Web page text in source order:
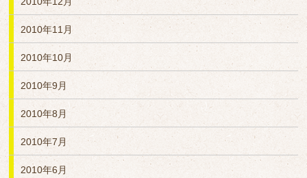
2010年11月
2010年10月
2010年9月
2010年8月
2010年7月
2010年6月